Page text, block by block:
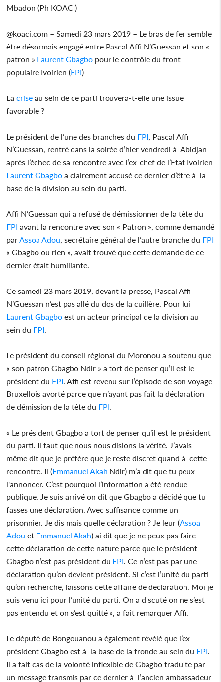
Mbadon (Ph KOACI)
@koaci.com – Samedi 23 mars 2019 – Le bras de fer semble
être désormais engagé entre Pascal Affi N’Guessan et son «
patron » Laurent Gbagbo pour le contrôle du front
populaire Ivoirien (FPI)
Lacrise au sein de ce parti trouvera-t-elle une issue
favorable ?
Le président de l’une des branches du FPI , Pascal Affi
N’Guessan, rentré dans la soirée d’hier vendredi à Abidjan
après l’échec de sa rencontre avec l’ex-chef de l’Etat Ivoirien
Laurent Gbagbo a clairement accusé ce dernier d’être à la
base de la division au sein du parti.
Affi N’Guessan qui a refusé de démissionner de la tête du
FPI avant la rencontre avec son « Patron », comme demandé
par Assoa Adou , secrétaire général de l’autre branche du FPI
« Gbagbo ou rien », avait trouvé que cette demande de ce
dernier était humiliante.
Ce samedi 23 mars 2019, devant la presse, Pascal Affi
N’Guessan n’est pas allé du dos de la cuillère. Pour lui
Laurent Gbagbo est un acteur principal de la division au
sein du FPI
Le président du conseil régional du Moronou a soutenu que
« son patron Gbagbo Ndlr » a tort de penser qu’il est le
président du FPI . Affi est revenu sur l’épisode de son voyage
Bruxellois avorté parce que n’ayant pas fait la déclaration
de démission de la tête du FPI
« Le président Gbagbo a tort de penser qu’il est le président
du parti. Il faut que nous nous disions la vérité. J’avais
même dit que je préfère que je reste discret quand à cette
rencontre. Il (Emmanuel Akah Ndlr) m’a dit que tu peux
l'annoncer. C’est pourquoi l’information a été rendue
publique. Je suis arrivé on dit que Gbagbo a décidé que tu
fasses une déclaration. Avec suffisance comme un
prisonnier. Je dis mais quelle déclaration ? Je leur (Assoa
Adou et Emmanuel Akah) ai dit que je ne peux pas faire
cette déclaration de cette nature parce que le président
Gbagbo n’est pas président du FPI . Ce n’est pas par une
déclaration qu’on devient président. Si c’est l’unité du parti
qu’on recherche, laissons cette affaire de déclaration. Moi je
suis venu ici pour l’unité du parti. On a discuté on ne s’est
pas entendu et on s’est quitté », a fait remarquer Affi.
Le député de Bongouanou a également révélé que l’ex-
président Gbagbo est à la base de la fronde au sein du FPI
Il a fait cas de la volonté inflexible de Gbagbo traduite par
un message transmis par ce dernier à l’ancien ambassadeur